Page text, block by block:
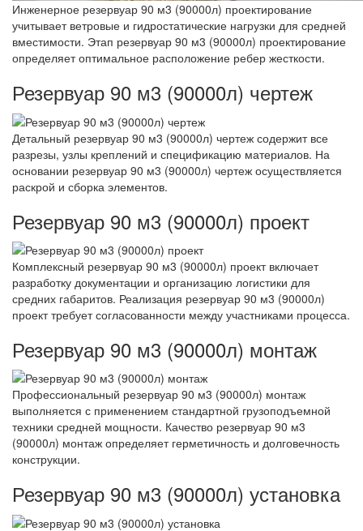
Инженерное резервуар 90 м3 (90000л) проектирование
учитывает ветровые и гидростатические нагрузки для средней
вместимости. Этап резервуар 90 м3 (90000л) проектирование
определяет оптимальное расположение ребер жесткости.
Резервуар 90 м3 (90000л) чертеж
Детальный резервуар 90 м3 (90000л) чертеж содержит все
разрезы, узлы креплений и спецификацию материалов. На
основании резервуар 90 м3 (90000л) чертеж осуществляется
раскрой и сборка элементов.
Резервуар 90 м3 (90000л) проект
Комплексный резервуар 90 м3 (90000л) проект включает
разработку документации и организацию логистики для
средних габаритов. Реализация резервуар 90 м3 (90000л)
проект требует согласованности между участниками процесса.
Резервуар 90 м3 (90000л) монтаж
Профессиональный резервуар 90 м3 (90000л) монтаж
выполняется с применением стандартной грузоподъемной
техники средней мощности. Качество резервуар 90 м3
(90000л) монтаж определяет герметичность и долговечность
конструкции.
Резервуар 90 м3 (90000л) установка